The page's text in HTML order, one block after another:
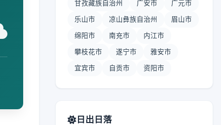
甘孜藏族自治州 广安市 广元市
乐山市 凉山彝族自治州 眉山市
绵阳市 南充市 内江市
攀枝花市 遂宁市 雅安市
宜宾市 自贡市 资阳市
日出日落